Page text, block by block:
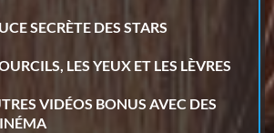
SECRÈTE DES STARS
LES YEUX ET LES LÈVRES
VIDÉOS BONUS AVEC DES